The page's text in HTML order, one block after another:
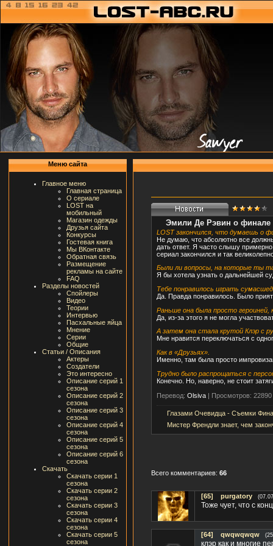
Меню сайта
Главное меню
Главная страница
О сериале
LOST на
мобильный
Магазин одежды
Друзья сайта
Конкурсы
Гостевая книга
Мы ВКонтакте
Обратная связь
Размещение
рекламы на сайте
FAQ
Разделы новостей
Спойлеры
Видео
Теории
Интервью
Пасхальные яйца
Мнение
Серии
Общие
Статьи / Описания
Актеры
Создатели
Это интересно
Описание серий 1
сезона
Описание серий 2
сезона
Описание серий 3
сезона
Описание серий 4
сезона
Описание серий 5
сезона
Описание серий 6
сезона
Скачать
Скачать серии 1
сезона
Скачать серии 2
сезона
Скачать серии 3
сезона
Скачать серии 4
сезона
Скачать серии 5
сезона
Эмили Де Рэвин о финале
LOST закончился, что думаешь о
Не думаю, что абсолютно все
дать ответ. Я часто слышу
сериал закончился и так
Были ли вопросы, на которые ты
Я бы хотела узнать о дальнейшей
Тебе понравилось играть
Да. Правда понравилось. Было
Раньше она была просто героиней,
Да, из-за этого я не могла
А затем она стала крутой Клэр с
Мне нравится переключаться с
Как в «Друзьях».
Именно, там была просто
Трудно было распрощаться с
Конечно. Но, наверно, не стоит
Перевод: Olsiva | Просмотров: 22890
Глазами Очевидца - Съемки
Мистер Френдли знает, чем
Всего комментариев: 66
[65] purgatory
Тоже чует, что с
[64] qwqwqwqw
клэр как и многие